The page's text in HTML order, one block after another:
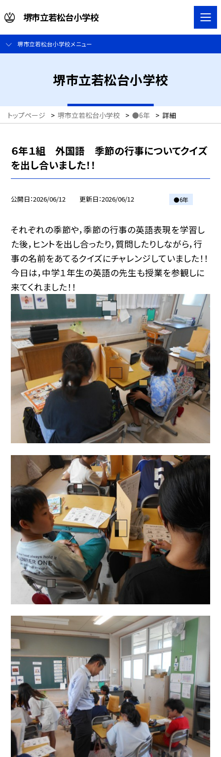
堺市立若松台小学校
堺市立若松台小学校メニュー
堺市立若松台小学校
トップページ > 堺市立若松台小学校 > ●6年 > 詳細
６年１組 外国語 季節の行事についてクイズ
を出し合いました！！
公開日 2026/06/12 更新日 2026/06/12 ●6年
それぞれの季節や，季節の行事の英語表現を学習し
た後，ヒントを出し合ったり，質問したりしながら，行
事の名前をあてるクイズにチャレンジしていました！！
今日は，中学１年生の英語の先生も授業を参観しに
来てくれました！！